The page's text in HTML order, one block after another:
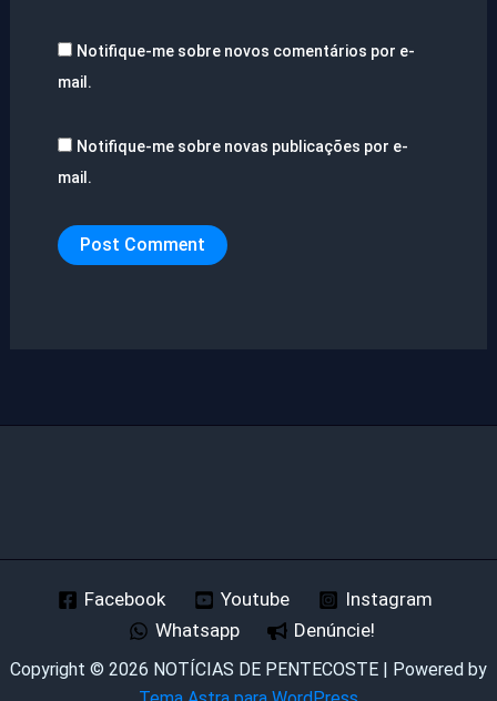
Notifique-me sobre novos comentários por e-
mail.
Notifique-me sobre novas publicações por e-
mail.
Facebook Youtube
Instagram
Whatsapp
Denúncie!
Copyright © 2026 NOTÍCIAS DE PENTECOSTE | Powered by